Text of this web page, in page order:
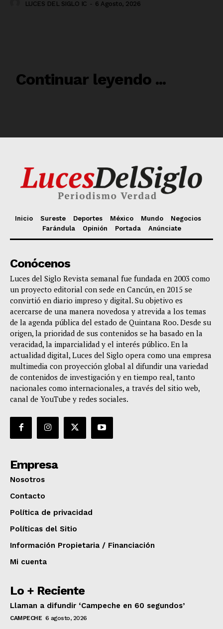
Inicio Sureste Deportes México Mundo
Negocios
Farándula
Opinión Portada Anúnciate
Conócenos
Luces del Siglo Revista semanal fue fundada en 2003 como
un proyecto editorial con sede en Cancún, en 2015 se
convirtió en diario impreso y digital. Su objetivo es
acercarse de una manera novedosa y atrevida a los temas
de la agenda pública del estado de Quintana Roo. Desde su
origen, la prioridad de sus contenidos se ha basado en la
veracidad, la imparcialidad y el interés público. En la
actualidad digital, Luces del Siglo opera como una empresa
multimedia con proyección global al difundir una variedad
de contenidos de investigación y en tiempo real, tanto
nacionales como internacionales, a través del sitio web,
canal de YouTube y redes sociales.
Empresa
Nosotros
Contacto
Política de privacidad
Políticas del Sitio
Información Propietaria / Financiación
Mi cuenta
Lo + Reciente
Llaman a difundir ‘Campeche en 60 segundos’
CAMPECHE 6 agosto, 2026